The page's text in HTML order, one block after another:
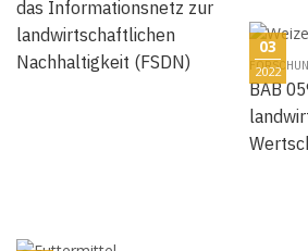
das Informationsnetz zur
landwirtschaftlichen
Nachhaltigkeit (FSDN)
03
2022
BAB